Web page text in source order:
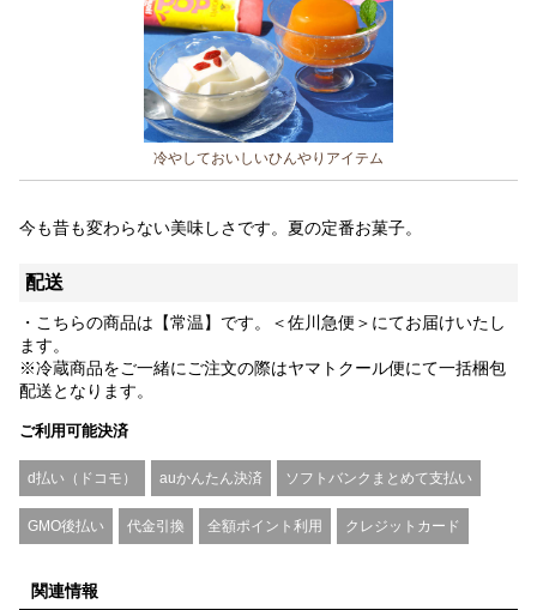
冷やしておいしいひんやりアイテム
今も昔も変わらない美味しさです。夏の定番お菓子。
配送
・こちらの商品は【常温】です。＜佐川急便＞にてお届けいたし
ます。
※冷蔵商品をご一緒にご注文の際はヤマトクール便にて一括梱包
配送となります。
ご利用可能決済
d払い（ドコモ） auかんたん決済 ソフトバンクまとめて支払い
GMO後払い 代金引換 全額ポイント利用 クレジットカード
関連情報